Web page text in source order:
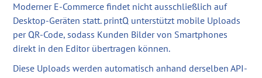
Moderner E-Commerce findet nicht ausschließlich auf
Desktop-Geräten statt. printQ unterstützt mobile Uploads
per QR-Code, sodass Kunden Bilder von Smartphones
direkt in den Editor übertragen können.
Diese Uploads werden automatisch anhand derselben API-